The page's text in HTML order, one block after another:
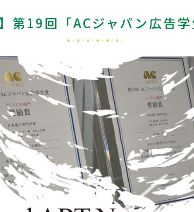
第19回「ACジャパン広告